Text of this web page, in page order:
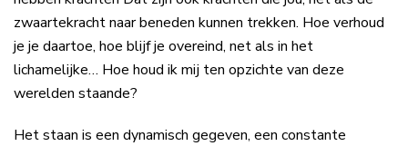
zwaartekracht naar beneden kunnen trekken. Hoe verhoud
je je daartoe, hoe blijf je overeind, net als in het
lichamelijke… Hoe houd ik mij ten opzichte van deze
werelden staande?
Het staan is een dynamisch gegeven, een constante